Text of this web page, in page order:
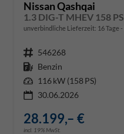
Nissan Qashqai
unverbindliche Lieferzeit: 16 Tage
Fahrzeugnr. 546268
Kraftstoff Benzin
Leistung 116 kW (158 PS)
30.06.2026
28.199,– €
incl. 19% MwSt.